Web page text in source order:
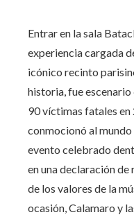
Entrar en la sala
experiencia cargada
icónico recinto
historia, fue
90 víctimas fatales en
conmocionó al
evento celebrado
en una declaración
de los valores de la
ocasión, Calamaro y